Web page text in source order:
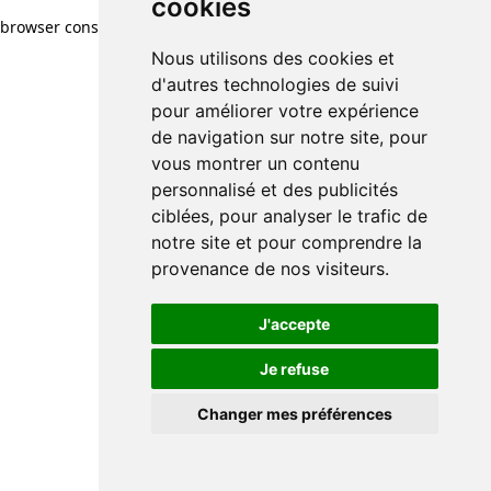
cookies
Nous utilisons des cookies et
d'autres technologies de suivi
pour améliorer votre expérience
de navigation sur notre site, pour
vous montrer un contenu
personnalisé et des publicités
ciblées, pour analyser le trafic de
notre site et pour comprendre la
provenance de nos visiteurs.
J'accepte
Je refuse
Changer mes préférences
browser console for more information)